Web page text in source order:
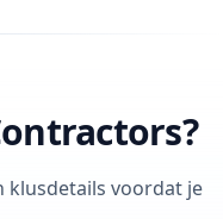
klusdetails voordat je